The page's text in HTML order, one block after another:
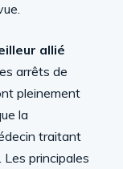
allié
arrêts de
pleinement
la
traitant
principales